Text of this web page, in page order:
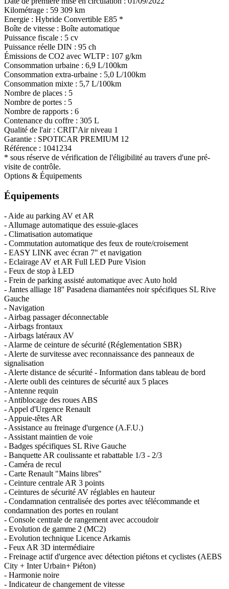
Kilométrage : 59 309 km
Energie : Hybride Convertible E85 *
Boîte de vitesse : Boîte automatique
Puissance fiscale : 5 cv
Puissance réelle DIN : 95 ch
Émissions de CO2 avec WLTP : 107 g/km
Consommation urbaine : 6,9 L/100km
Consommation extra-urbaine : 5,0 L/100km
Consommation mixte : 5,7 L/100km
Nombre de places : 5
Nombre de portes : 5
Nombre de rapports : 6
Contenance du coffre : 305 L
Qualité de l'air : CRIT'Air niveau 1
Garantie : SPOTICAR PREMIUM 12
Référence : 1041234
* sous réserve de vérification de l'éligibilité au travers d'une pré-
visite de contrôle.
Options & Équipements
Équipements
- Aide au parking AV et AR
- Allumage automatique des essuie-glaces
- Climatisation automatique
- Commutation automatique des feux de route/croisement
- EASY LINK avec écran 7" et navigation
- Eclairage AV et AR Full LED Pure Vision
- Feux de stop à LED
- Frein de parking assisté automatique avec Auto hold
- Jantes alliage 18'' Pasadena diamantées noir spécifiques SL Rive
Gauche
- Navigation
- Airbag passager déconnectable
- Airbags frontaux
- Airbags latéraux AV
- Alarme de ceinture de sécurité (Réglementation SBR)
- Alerte de survitesse avec reconnaissance des panneaux de
signalisation
- Alerte distance de sécurité - Information dans tableau de bord
- Alerte oubli des ceintures de sécurité aux 5 places
- Antenne requin
- Antiblocage des roues ABS
- Appel d'Urgence Renault
- Appuie-têtes AR
- Assistance au freinage d'urgence (A.F.U.)
- Assistant maintien de voie
- Badges spécifiques SL Rive Gauche
- Banquette AR coulissante et rabattable 1/3 - 2/3
- Caméra de recul
- Carte Renault "Mains libres"
- Ceinture centrale AR 3 points
- Ceintures de sécurité AV réglables en hauteur
- Condamnation centralisée des portes avec télécommande et
condamnation des portes en roulant
- Console centrale de rangement avec accoudoir
- Evolution de gamme 2 (MC2)
- Evolution technique Licence Arkamis
- Feux AR 3D intermédiaire
- Freinage actif d'urgence avec détection piétons et cyclistes (AEBS
City + Inter Urbain+ Piéton)
- Harmonie noire
- Indicateur de changement de vitesse